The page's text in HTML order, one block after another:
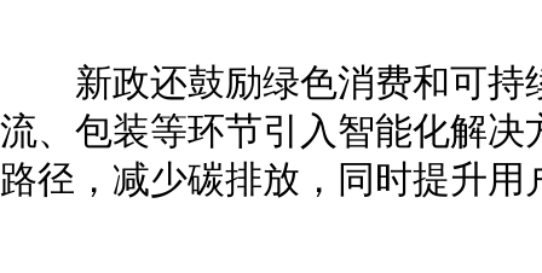
新政还鼓励绿色消费和可持
流、包装等环节引入智能化解
路径，减少碳排放，同时提升用